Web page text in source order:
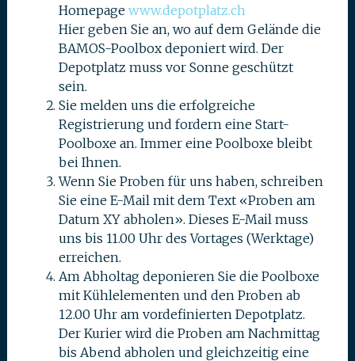
Homepage www.depotplatz.ch
Hier geben Sie an, wo auf dem Gelände die
BAMOS-Poolbox deponiert wird. Der
Depotplatz muss vor Sonne geschützt
sein.
Sie melden uns die erfolgreiche
Registrierung und fordern eine Start-
Poolboxe an. Immer eine Poolboxe bleibt
bei Ihnen.
Wenn Sie Proben für uns haben, schreiben
Sie eine E-Mail mit dem Text «Proben am
Datum XY abholen». Dieses E-Mail muss
uns bis 11.00 Uhr des Vortages (Werktage)
erreichen.
Am Abholtag deponieren Sie die Poolboxe
mit Kühlelementen und den Proben ab
12.00 Uhr am vordefinierten Depotplatz.
Der Kurier wird die Proben am Nachmittag
bis Abend abholen und gleichzeitig eine